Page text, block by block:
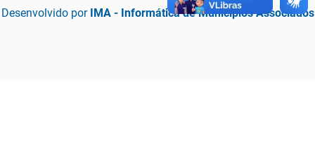
Desenvolvido por IMA - Informática de Municípios Associados